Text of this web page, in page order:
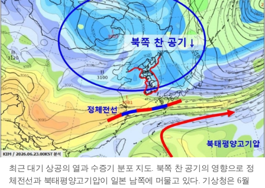
최근 대기 상공의 열과 수증기 분포 지도. 북쪽 찬 공기의 영향으로 정
체전선과 북태평양고기압이 일본 남쪽에 머물고 있다. 기상청은 6월